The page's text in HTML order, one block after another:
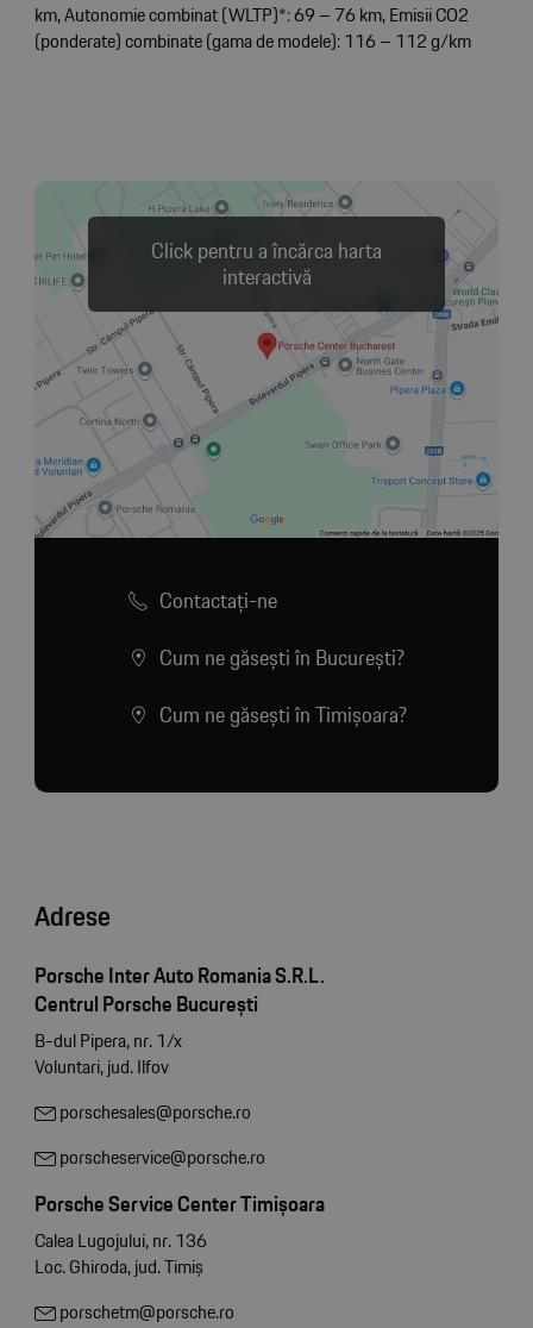
km, Autonomie combinat (WLTP)*: 69 – 76 km, Emisii CO2
(ponderate) combinate (gama de modele): 116 – 112 g/km
Click pentru a încărca harta
interactivă
Contactaţi-ne
Cum ne găsești în București?
Cum ne găsești în Timișoara?
Adrese
Porsche Inter Auto Romania S.R.L.
Centrul Porsche București
B-dul Pipera, nr. 1/x
Voluntari, jud. Ilfov
porschesales@porsche.ro
porscheservice@porsche.ro
Porsche Service Center Timișoara
Calea Lugojului, nr. 136
Loc. Ghiroda, jud. Timiș
porschetm@porsche.ro